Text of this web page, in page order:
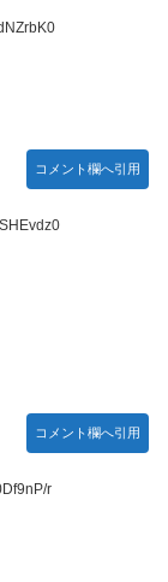
コメント欄へ引用
コメント欄へ引用
r